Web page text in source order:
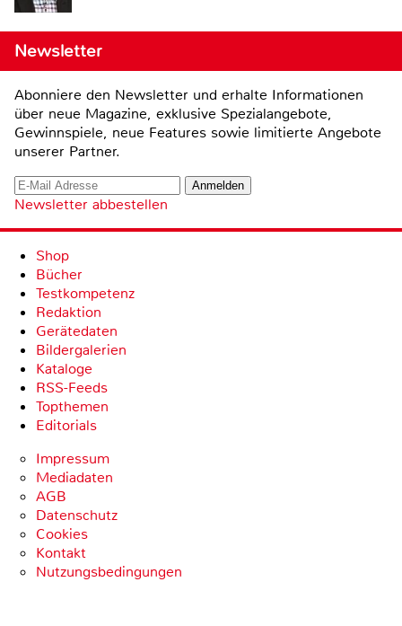
Newsletter
Abonniere den Newsletter und erhalte Informationen
über neue Magazine, exklusive Spezialangebote,
Gewinnspiele, neue Features sowie limitierte Angebote
unserer Partner.
Newsletter abbestellen
Shop
Bücher
Testkompetenz
Redaktion
Gerätedaten
Bildergalerien
Kataloge
RSS-Feeds
Topthemen
Editorials
Impressum
Mediadaten
AGB
Datenschutz
Cookies
Kontakt
Nutzungsbedingungen